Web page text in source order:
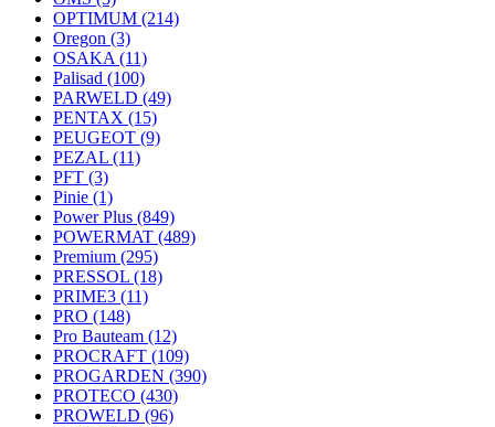
OPTIMUM (214)
Oregon (3)
OSAKA (11)
Palisad (100)
PARWELD (49)
PENTAX (15)
PEUGEOT (9)
PEZAL (11)
PFT (3)
Pinie (1)
Power Plus (849)
POWERMAT (489)
Premium (295)
PRESSOL (18)
PRIME3 (11)
PRO (148)
Pro Bauteam (12)
PROCRAFT (109)
PROGARDEN (390)
PROTECO (430)
PROWELD (96)